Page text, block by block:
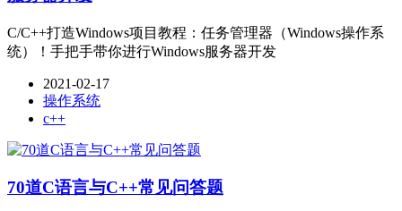
C/C++打造Windows项目教程：任务管理器（Windows操作系
统）！手把手带你进行Windows服务器开发
2021-02-17
操作系统
c++
70道C语言与C++常见问答题